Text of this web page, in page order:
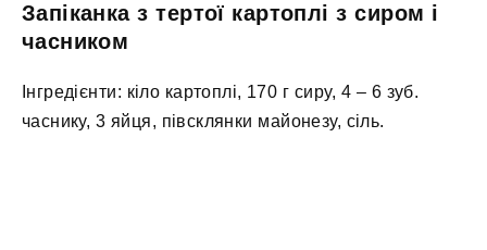
Запіканка з тертої картоплі з сиром і
часником
Інгредієнти: кіло картоплі, 170 г сиру, 4 – 6 зуб.
часнику, 3 яйця, півсклянки майонезу, сіль.